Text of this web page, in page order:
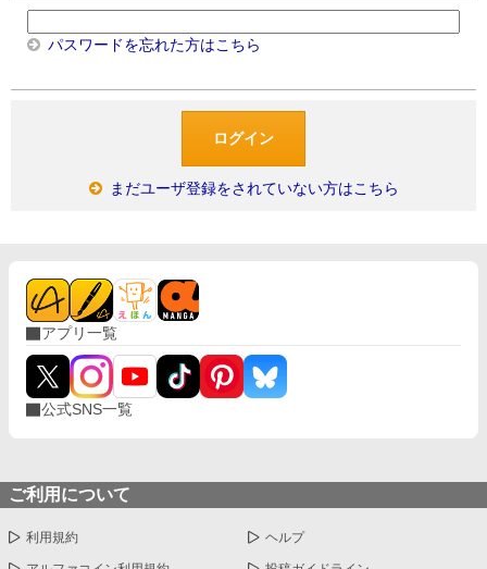
パスワードを忘れた方はこちら
まだユーザ登録をされていない方はこちら
アプリ一覧
公式SNS一覧
ご利用について
利用規約 ヘルプ